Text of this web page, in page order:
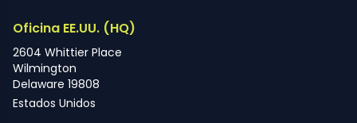
Oficina EE.UU. (HQ)
2604 Whittier Place
Wilmington
Delaware 19808
Estados Unidos